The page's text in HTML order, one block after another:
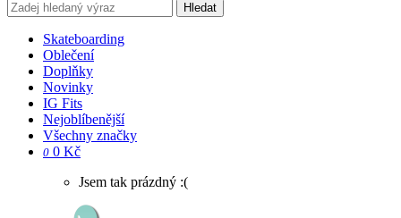
Hledat
Skateboarding
Oblečení
Doplňky
Novinky
IG Fits
Nejoblíbenější
Všechny značky
0 0 Kč
Jsem tak prázdný :(